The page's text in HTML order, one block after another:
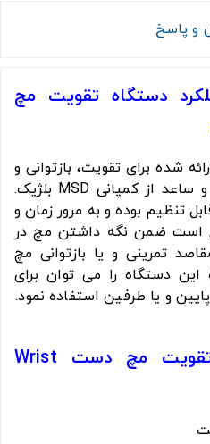
و پاسخ
دستگاه تقویت مچ
شده برای تقویت، بازتوانی و
یا تمرینات نواحی مچ دست و ساعد از کمپانی MSD بلژیک.
تنظیم بوده و به مرور زمان و
است ضمن نگه داشتن مچ در
تمرینی و یا بازتوانی مچ
این دستگاه را می توان برای
و یا طرفین استفاده نمود.
ویژگی های دستگاه تقویت مچ دست Wrist